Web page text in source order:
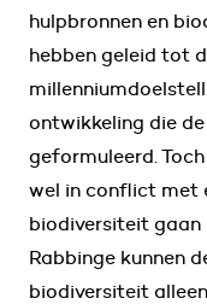
hulpbronnen en
hebben geleid tot
ontwikkeling die
geformuleerd.
wel in conflict met
biodiversiteit gaan
Rabbinge kunnen
biodiversiteit